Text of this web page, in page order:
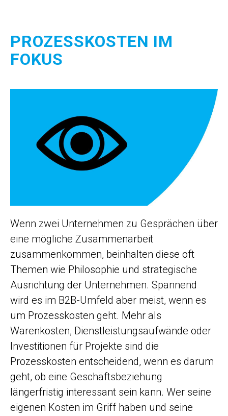
PROZESSKOSTEN IM
FOKUS
Wenn zwei Unternehmen zu Gesprächen über
eine mögliche Zusammenarbeit
zusammenkommen, beinhalten diese oft
Themen wie Philosophie und strategische
Ausrichtung der Unternehmen. Spannend
wird es im B2B-Umfeld aber meist, wenn es
um Prozesskosten geht. Mehr als
Warenkosten, Dienstleistungs­aufwände oder
Investitionen für Projekte sind die
Prozesskosten entscheidend, wenn es darum
geht, ob eine Geschäftsbeziehung
längerfristig interessant sein kann. Wer seine
eigenen Kosten im Griff haben und seine